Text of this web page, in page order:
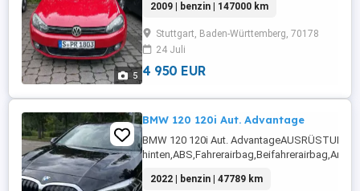
5
automatisch ...
2009 | benzin | 147000 km
Stuttgart, Baden-Württemberg, 70178
24 Juli
4 950 EUR
BMW 120 120i Aut. Advantage
BMW 120 120i Aut. AdvantageAUSRÜSTUNG:
Lan / Wifi
2022 | benzin | 47789 km